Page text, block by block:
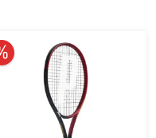
10% obniżone